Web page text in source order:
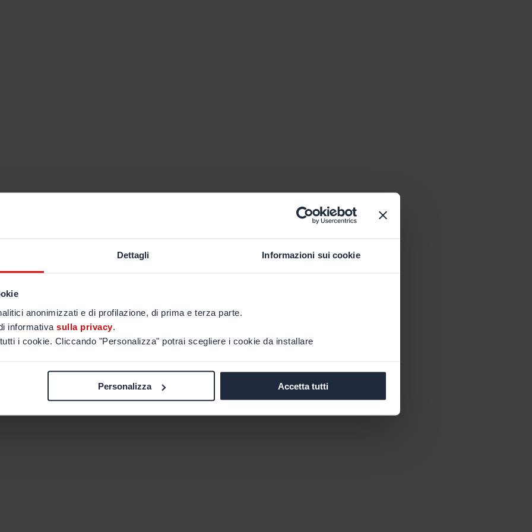
Dettagli Informazioni sui cookie
anonimizzati e di profilazione, di prima e terza parte.
informativa sulla privacy.
i cookie. Cliccando "Personalizza" potrai scegliere i cookie da installare
Personalizza Accetta tutti